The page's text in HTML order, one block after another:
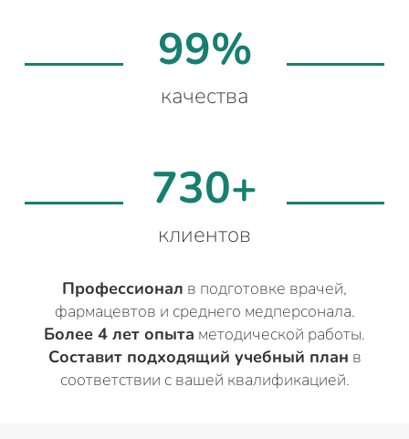
99%
качества
730+
клиентов
Профессионал в подготовке врачей,
фармацевтов и среднего медперсонала.
Более 4 лет опыта методической работы.
Составит подходящий учебный план в
соответствии с вашей квалификацией.